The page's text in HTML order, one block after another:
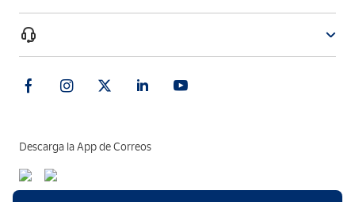
Descarga la App de Correos